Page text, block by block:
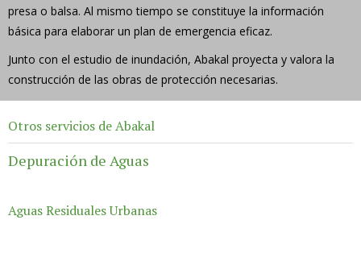
presa o balsa. Al mismo tiempo se constituye la información
básica para elaborar un plan de emergencia eficaz.
Junto con el estudio de inundación, Abakal proyecta y valora la
construcción de las obras de protección necesarias.
Otros servicios de Abakal
Depuración de Aguas
Aguas Residuales Urbanas